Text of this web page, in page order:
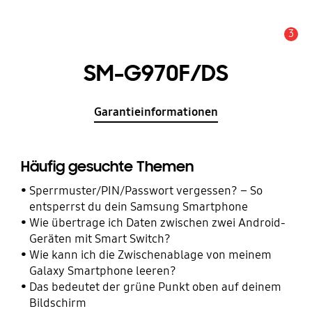
3
SM-G970F/DS
Garantieinformationen
Häufig gesuchte Themen
Sperrmuster/PIN/Passwort vergessen? – So
entsperrst du dein Samsung Smartphone
Wie übertrage ich Daten zwischen zwei Android-
Geräten mit Smart Switch?
Wie kann ich die Zwischenablage von meinem
Galaxy Smartphone leeren?
Das bedeutet der grüne Punkt oben auf deinem
Bildschirm